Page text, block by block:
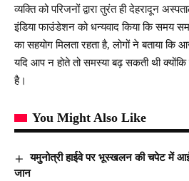
व्यक्ति को परिजनों द्वारा तुरंत ही देहरादून
इंडिया फाउंडेशन को धन्यवाद किया कि समय
का सहयोग मिलता रहता है, लोगों ने बताया कि
यदि आप न होते तो समस्या बढ़ सकती थी
है।
You Might Also Like
यमुनोत्री हाईवे पर भूस्खलन की चपेट में
जान